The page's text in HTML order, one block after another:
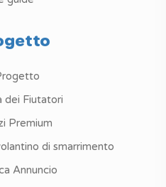
dei Fiutatori
Premium
di smarrimento
Annuncio